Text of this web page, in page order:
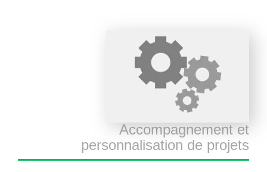
Accompagnement et
personnalisation de projets